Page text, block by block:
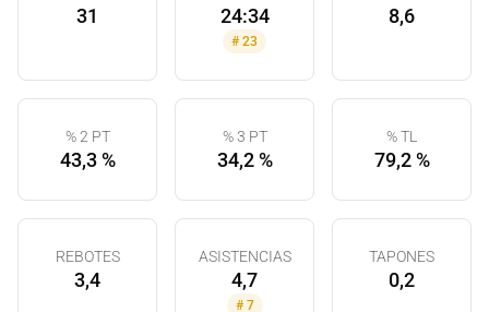
31 24:34
# 23
8,6
% 2 PT
43,3 %
% 3 PT
34,2 %
% TL
79,2 %
REBOTES
3,4
ASISTENCIAS
4,7
# 7
TAPONES
0,2